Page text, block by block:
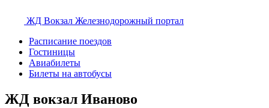
ЖД Вокзал Железнодорожный портал
Расписание поездов
Гостиницы
Авиабилеты
Билеты на автобусы
ЖД вокзал Иваново